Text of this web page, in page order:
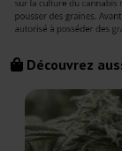
Découvrez